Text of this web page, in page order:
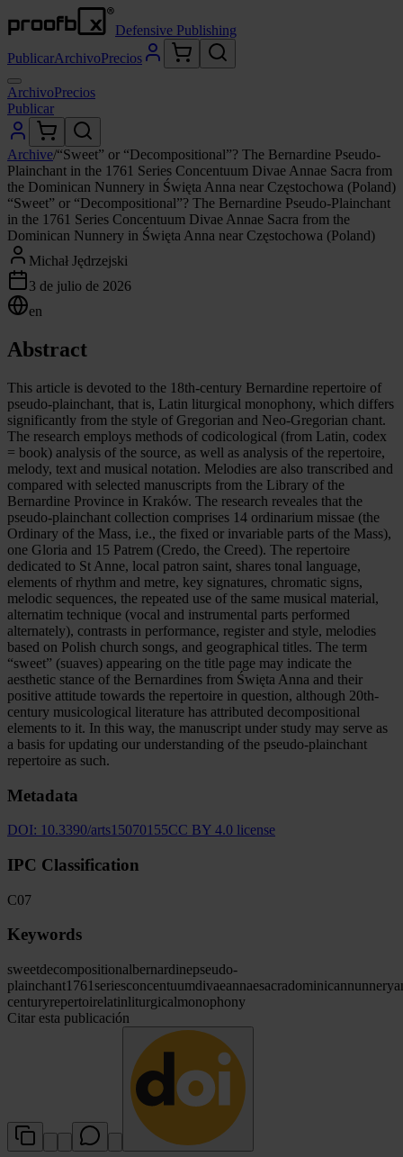
Defensive Publishing
PublicarArchivoPrecios
ArchivoPrecios
Publicar
Archive/“Sweet” or “Decompositional”? The Bernardine Pseudo-
Plainchant in the 1761 Series Concentuum Divae Annae Sacra from
the Dominican Nunnery in Święta Anna near Częstochowa (Poland)
“Sweet” or “Decompositional”? The Bernardine Pseudo-Plainchant
in the 1761 Series Concentuum Divae Annae Sacra from the
Dominican Nunnery in Święta Anna near Częstochowa (Poland)
Michał Jędrzejski
3 de julio de 2026
en
Abstract
This article is devoted to the 18th-century Bernardine repertoire of
pseudo-plainchant, that is, Latin liturgical monophony, which differs
significantly from the style of Gregorian and Neo-Gregorian chant.
The research employs methods of codicological (from Latin, codex
= book) analysis of the source, as well as analysis of the repertoire,
melody, text and musical notation. Melodies are also transcribed and
compared with selected manuscripts from the Library of the
Bernardine Province in Kraków. The research reveales that the
pseudo-plainchant collection comprises 14 ordinarium missae (the
Ordinary of the Mass, i.e., the fixed or invariable parts of the Mass),
one Gloria and 15 Patrem (Credo, the Creed). The repertoire
dedicated to St Anne, local patron saint, shares tonal language,
elements of rhythm and metre, key signatures, chromatic signs,
melodic sequences, the repeated use of the same musical material,
alternatim technique (vocal and instrumental parts performed
alternately), contrasts in performance, register and style, melodies
based on Polish church songs, and geographical titles. The term
“sweet” (suaves) appearing on the title page may indicate the
aesthetic stance of the Bernardines from Święta Anna and their
positive attitude towards the repertoire in question, although 20th-
century musicological literature has attributed decompositional
elements to it. In this way, the manuscript under study may serve as
a basis for updating our understanding of the pseudo-plainchant
repertoire as such.
Metadata
DOI: 10.3390/arts15070155CC BY 4.0 license
IPC Classification
C07
Keywords
sweetdecompositionalbernardinepseudo-
plainchant1761 seriesconcentuumdivaeannaesacradominicannunnery
centuryrepertoirelatinliturgicalmonophony
Citar esta publicación